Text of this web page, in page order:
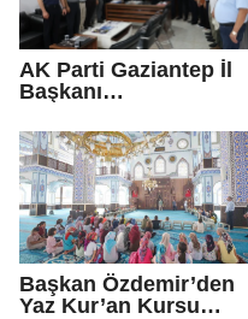
AK Parti Gaziantep İl
Başkanı
toplum kuruluşlarına
ziyaret: Gönül
köprülerini
güçlendirmeye devam
edeceğiz
Başkan Özdemir’den
Yaz Kur’an Kursu